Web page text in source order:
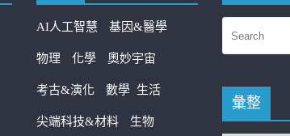
AI人工智慧 基因&醫學
物理 化學 奧妙宇宙
考古&演化 數學 生活
尖端科技&材料 生物
彙整